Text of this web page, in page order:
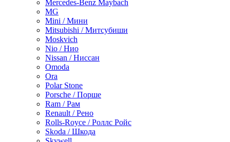
Mercedes-Benz Maybach
MG
Mini / Мини
Mitsubishi / Митсубиши
Moskvich
Nio / Нио
Nissan / Ниссан
Omoda
Ora
Polar Stone
Porsche / Порше
Ram / Рам
Renault / Рено
Rolls-Royce / Роллс Ройс
Skoda / Шкода